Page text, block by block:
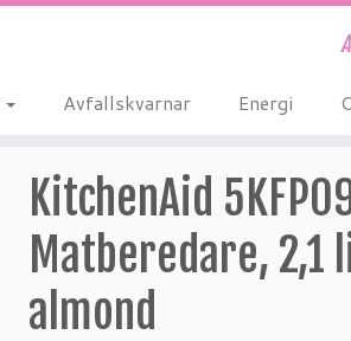
Avfallskvarnar Energi
KitchenAid
Matberedare, 2,1
almond